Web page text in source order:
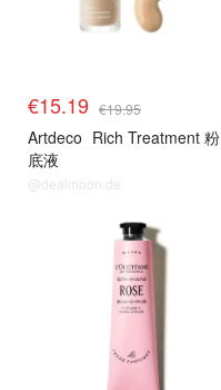
€15.19 €19.95
Artdeco Rich Treatment 粉
底液
@dealmoon.de